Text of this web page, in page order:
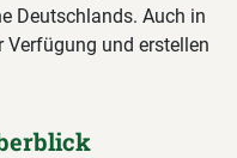
Deutschlands. Auch in
Verfügung und erstellen